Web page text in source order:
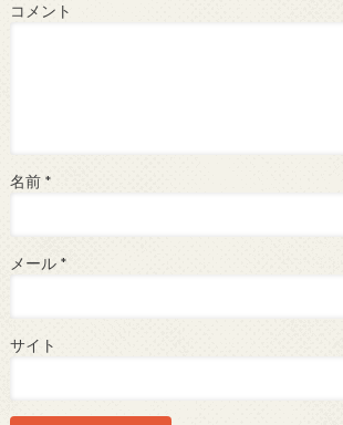
コメント
名前 *
メール *
サイト